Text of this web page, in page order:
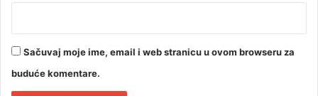
Sačuvaj moje ime, email i web stranicu u ovom browseru za
buduće komentare.